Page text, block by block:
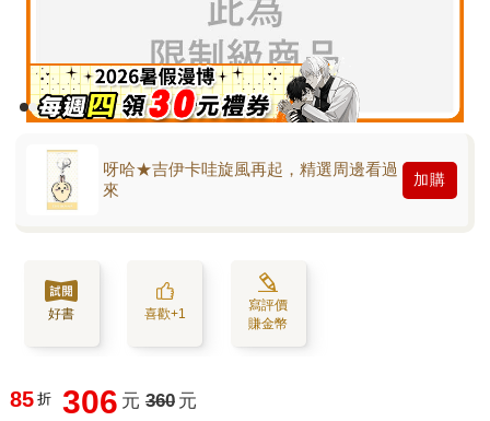
呀哈★吉伊卡哇旋風再起，精選周邊看過
來
加購
好書 喜歡+1
寫評價
賺金幣
85 折 306 元 360 元